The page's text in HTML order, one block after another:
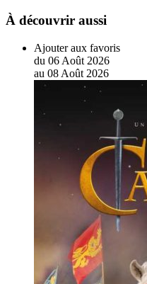
À découvrir aussi
Ajouter aux favoris
du 06 Août 2026
au 08 Août 2026